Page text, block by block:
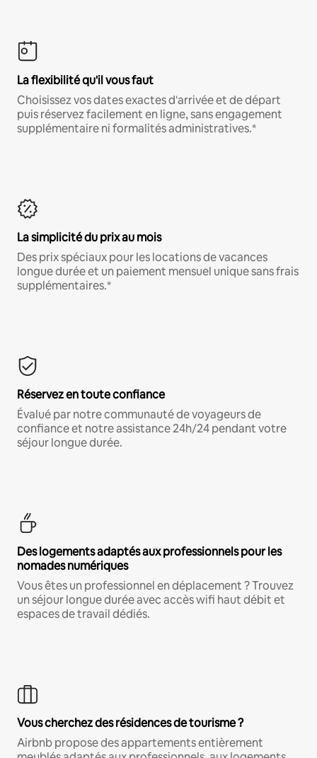
La flexibilité qu'il vous faut
Choisissez vos dates exactes d'arrivée et de départ
puis réservez facilement en ligne, sans engagement
supplémentaire ni formalités administratives.*
La simplicité du prix au mois
Des prix spéciaux pour les locations de vacances
longue durée et un paiement mensuel unique sans frais
supplémentaires.*
Réservez en toute confiance
Évalué par notre communauté de voyageurs de
confiance et notre assistance 24h/24 pendant votre
séjour longue durée.
Des logements adaptés aux professionnels pour les
nomades numériques
Vous êtes un professionnel en déplacement ? Trouvez
un séjour longue durée avec accès wifi haut débit et
espaces de travail dédiés.
Vous cherchez des résidences de tourisme ?
Airbnb propose des appartements entièrement